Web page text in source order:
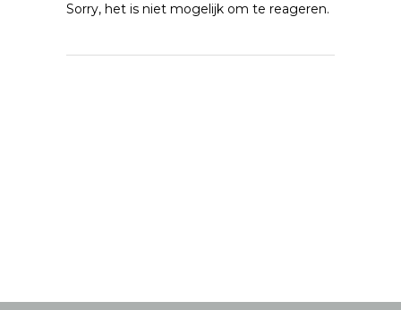
Sorry, het is niet mogelijk om te reageren.